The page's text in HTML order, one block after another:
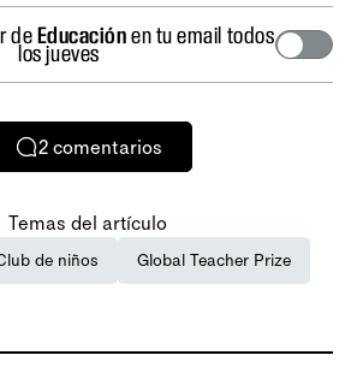
deEducaciónen tu email todos
los jueves
2 comentarios
Temas del artículo
de niños Global Teacher Prize